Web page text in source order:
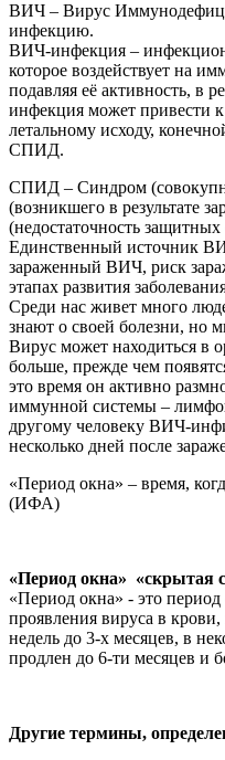
ВИЧ – Вирус
инфекцию.
ВИЧ-инфекция –
которое воздействует на
подавляя её активность, в
инфекция может привести
летальному исходу,
СПИД.
СПИД – Синдром
(возникшего в результате
(недостаточность
Единственный источник
зараженный ВИЧ, риск
этапах развития
Среди нас живет много
знают о своей болезни, но
Вирус может находиться в
больше, прежде чем
это время он активно
иммунной системы –
другому человеку ВИЧ-
несколько дней после
«Период окна» – время,
(ИФА)
«Период окна»
«Период окна» - это
проявления вируса в
недель до 3-х месяцев, в
продлен до 6-ти месяцев и
Другие термины,